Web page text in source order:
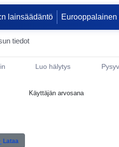
lainsäädäntö Eurooppalainen
tiedot
Actions Portlet
Luo hälytys
Käyttäjän arvosana
Lataa